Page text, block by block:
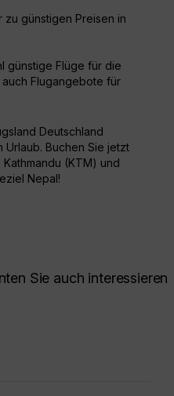
zu günstigen Preisen in
günstige Flüge für die
Flugangebote für
Deutschland
Urlaub. Buchen Sie jetzt
(KTM) und
Nepal!
Sie auch interessieren